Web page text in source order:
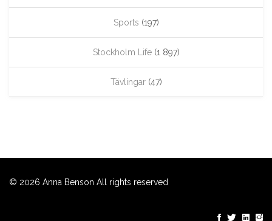
Sports (197)
Stockholm Life(1 897)
Tävlingar(47)
© 2026 Anna Benson All rights reserved